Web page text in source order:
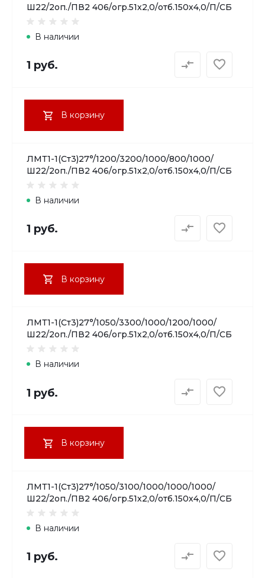
Ш22/2оп./ПВ2 406/огр.51х2,0/отб.150х4,0/П/СБ
В наличии
1 руб.
В корзину
ЛМТ1-1(Ст3)27°/1200/3200/1000/800/1000/
Ш22/2оп./ПВ2 406/огр.51х2,0/отб.150х4,0/П/СБ
В наличии
1 руб.
В корзину
ЛМТ1-1(Ст3)27°/1050/3300/1000/1200/1000/
Ш22/2оп./ПВ2 406/огр.51х2,0/отб.150х4,0/П/СБ
В наличии
1 руб.
В корзину
ЛМТ1-1(Ст3)27°/1050/3100/1000/1000/1000/
Ш22/2оп./ПВ2 406/огр.51х2,0/отб.150х4,0/П/СБ
В наличии
1 руб.